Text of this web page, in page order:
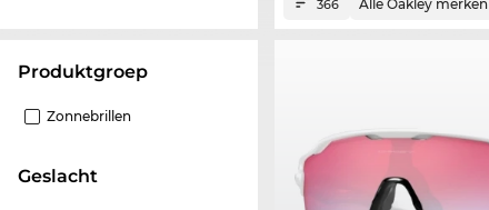
Produktgroep
Zonnebrillen
Geslacht
366 Alle Oakley merken